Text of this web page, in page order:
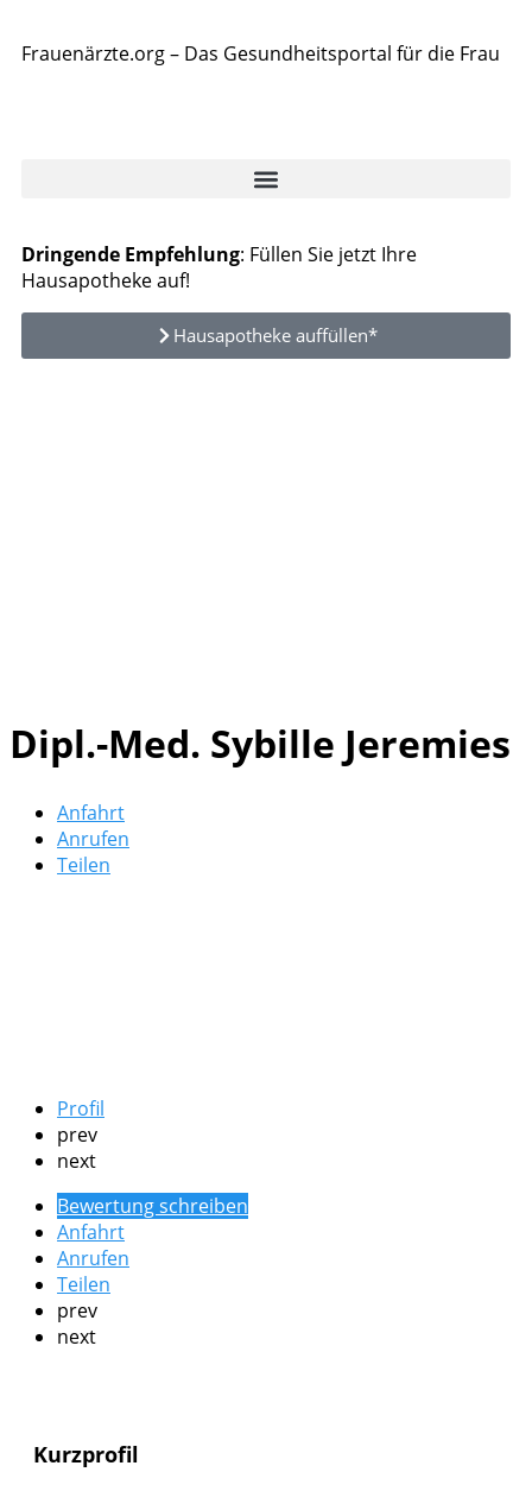
Frauenärzte.org – Das Gesundheitsportal für die Frau
Dringende Empfehlung: Füllen Sie jetzt Ihre
Hausapotheke auf!
Hausapotheke auffüllen*
Dipl.-Med. Sybille Jeremies
Anfahrt
Anrufen
Teilen
Profil
prev
next
Bewertung schreiben
Anfahrt
Anrufen
Teilen
prev
next
Kurzprofil